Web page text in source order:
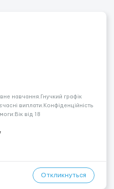
навчання.Гнучкий графік
виплати.Конфіденційність
від 18
вас зацікавила
ми зв’яжемося ...
Откликнуться